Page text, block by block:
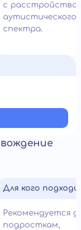
с
аутистического
спектра.
Для кого
Рекомендуется
подросткам,